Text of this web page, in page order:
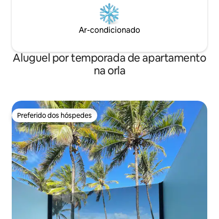
Ar-condicionado
Aluguel por temporada de apartamento
na orla
Preferido dos hóspedes
Preferido dos hóspedes